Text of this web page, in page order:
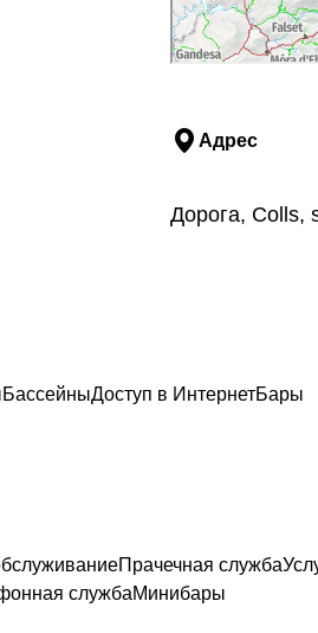
Адрес
Дорога, Colls,
БассейныДоступ в ИнтернетБары
Прачечная служба
службаМинибары